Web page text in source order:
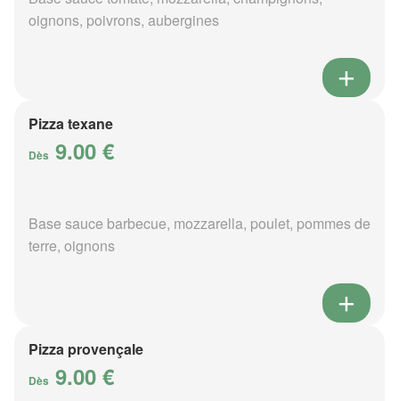
oignons, poivrons, aubergines
Pizza texane
Dès 9.00 €
Base sauce barbecue, mozzarella, poulet, pommes de
terre, oignons
Pizza provençale
Dès 9.00 €